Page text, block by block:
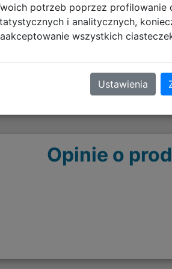
Opinie o
potrzeb poprzez profilowanie
i analitycznych,
wszystkich
Ustawienia